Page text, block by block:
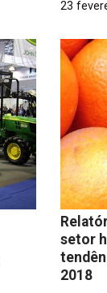
23
setor
2018